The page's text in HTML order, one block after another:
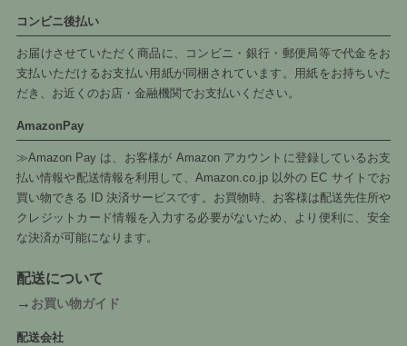
コンビニ後払い
お届けさせていただく商品に、コンビニ・銀行・郵便局等で代金をお
支払いただけるお支払い用紙が同梱されています。用紙をお持ちいた
だき、お近くのお店・金融機関でお支払いください。
AmazonPay
≫Amazon Pay は、お客様が Amazon アカウントに登録しているお支
払い情報や配送情報を利用して、Amazon.co.jp 以外の EC サイトでお
買い物できる ID 決済サービスです。お買物時、お客様は配送先住所や
クレジットカード情報を入力する必要がないため、より便利に、安全
な決済が可能になります。
配送について
→ お買い物ガイド
配送会社